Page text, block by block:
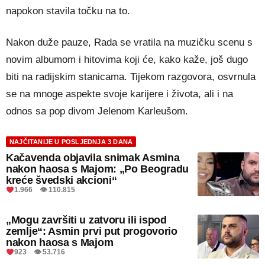
napokon stavila točku na to.
Nakon duže pauze, Rada se vratila na muzičku scenu s
novim albumom i hitovima koji će, kako kaže, još dugo
biti na radijskim stanicama. Tijekom razgovora, osvrnula
se na mnoge aspekte svoje karijere i života, ali i na
odnos sa pop divom Jelenom Karleušom.
NAJČITANIJE U POSLJEDNJA 3 DANA
Kačavenda objavila snimak Asmina
nakon haosa s Majom: „Po Beogradu
kreće švedski akcioni“
1.966 👁 110.815
„Mogu završiti u zatvoru ili ispod
zemlje“: Asmin prvi put progovorio
nakon haosa s Majom
923 👁 53.716